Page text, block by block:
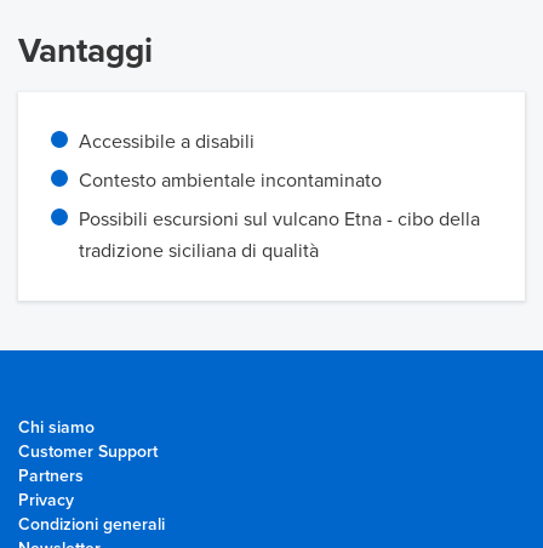
Vantaggi
Accessibile a disabili
Contesto ambientale incontaminato
Possibili escursioni sul vulcano Etna - cibo della
tradizione siciliana di qualità
Chi siamo
Customer Support
Partners
Privacy
Condizioni generali